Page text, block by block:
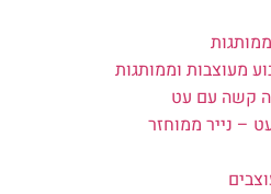
מעוצבות וממותגות
קשה עם עט
– נייר ממוחזר